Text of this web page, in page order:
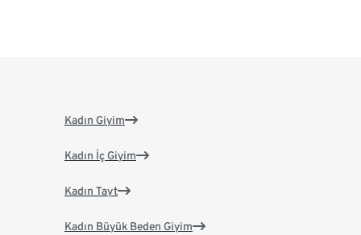
Kadın Giyim
Kadın İç Giyim
Kadın Tayt
Kadın Büyük Beden Giyim